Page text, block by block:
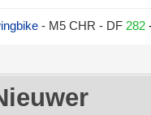
- M5 CHR - DF 282